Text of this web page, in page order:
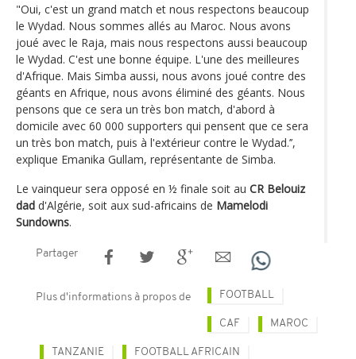
"Oui, c'est un grand match et nous respectons beaucoup
le Wydad. Nous sommes allés au Maroc. Nous avons
joué avec le Raja, mais nous respectons aussi beaucoup
le Wydad. C'est une bonne équipe. L'une des meilleures
d'Afrique. Mais Simba aussi, nous avons joué contre des
géants en Afrique, nous avons éliminé des géants. Nous
pensons que ce sera un très bon match, d'abord à
domicile avec 60 000 supporters qui pensent que ce sera
un très bon match, puis à l'extérieur contre le Wydad.’’,
explique Emanika Gullam, représentante de Simba.
Le vainqueur sera opposé en ½ finale soit au CR Belouiz
dad d'Algérie, soit aux sud-africains de Mamelodi
Sundowns.
Partager
Plus d'informations à propos de FOOTBALL
CAF MAROC
TANZANIE FOOTBALL AFRICAIN